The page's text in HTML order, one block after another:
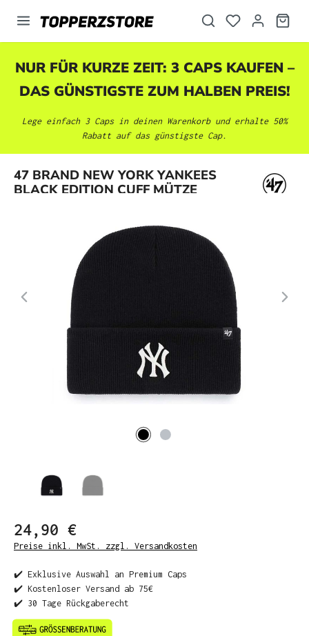
springen
NUR FÜR KURZE ZEIT: 3 CAPS KAUFEN –
DAS GÜNSTIGSTE ZUM HALBEN PREIS!
Lege einfach 3 Caps in deinen Warenkorb und erhalte 50%
Rabatt auf das günstigste Cap.
47 BRAND NEW YORK YANKEES
BLACK EDITION CUFF MÜTZE
Bildergalerie überspringen
24,90 €
Preise inkl. MwSt. zzgl. Versandkosten
✔️ Exklusive Auswahl an Premium Caps
✔️ Kostenloser Versand ab 75€
✔️ 30 Tage Rückgaberecht